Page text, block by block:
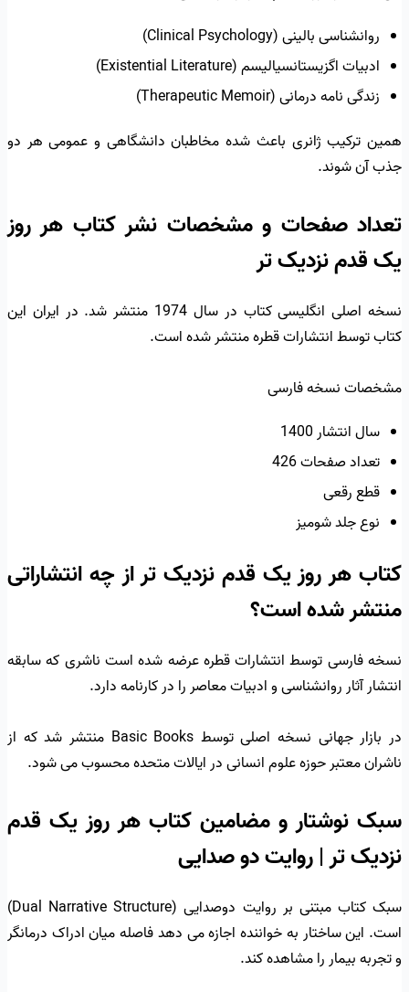
روانشناسی بالینی (Clinical Psychology)
ادبیات اگزیستانسیالیسم (Existential Literature)
زندگی نامه درمانی (Therapeutic Memoir)
همین ترکیب ژانری باعث شده مخاطبان دانشگاهی و عمومی هر دو
جذب آن شوند.
تعداد صفحات و مشخصات نشر کتاب هر روز
یک قدم نزدیک تر
نسخه اصلی انگلیسی کتاب در سال 1974 منتشر شد. در ایران این
کتاب توسط انتشارات قطره منتشر شده است.
مشخصات نسخه فارسی
سال انتشار 1400
تعداد صفحات 426
قطع رقعی
نوع جلد شومیز
کتاب هر روز یک قدم نزدیک تر از چه انتشاراتی
منتشر شده است؟
نسخه فارسی توسط انتشارات قطره عرضه شده است ناشری که سابقه
انتشار آثار روانشناسی و ادبیات معاصر را در کارنامه دارد.
در بازار جهانی نسخه اصلی توسط Basic Books منتشر شد که از
ناشران معتبر حوزه علوم انسانی در ایالات متحده محسوب می شود.
سبک نوشتار و مضامین کتاب هر روز یک قدم
نزدیک تر | روایت دو صدایی
سبک کتاب مبتنی بر روایت دوصدایی (Dual Narrative Structure)
است. این ساختار به خواننده اجازه می دهد فاصله میان ادراک درمانگر
و تجربه بیمار را مشاهده کند.